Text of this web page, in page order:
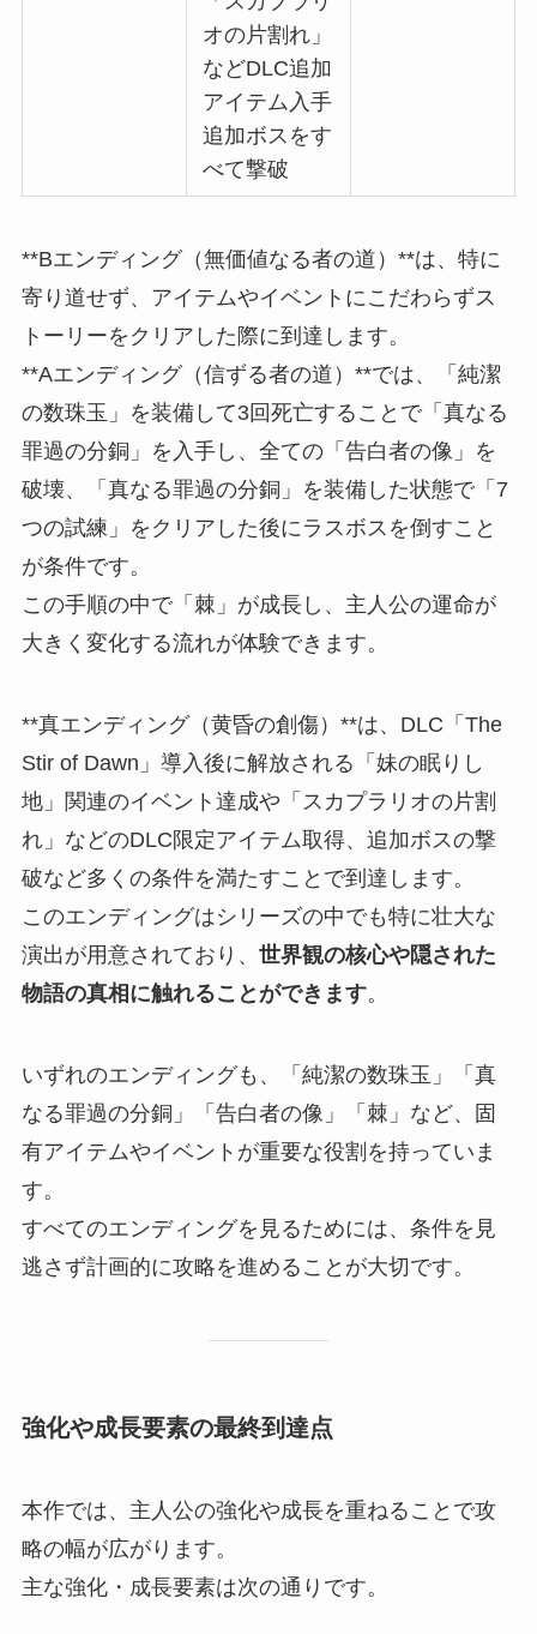
オの片割れ」
などDLC追加
アイテム入手
追加ボスをす
べて撃破
**Bエンディング（無価値なる者の道）**は、特に
寄り道せず、アイテムやイベントにこだわらずス
トーリーをクリアした際に到達します。
**Aエンディング（信ずる者の道）**では、「純潔
の数珠玉」を装備して3回死亡することで「真なる
罪過の分銅」を入手し、全ての「告白者の像」を
破壊、「真なる罪過の分銅」を装備した状態で「7
つの試練」をクリアした後にラスボスを倒すこと
が条件です。
この手順の中で「棘」が成長し、主人公の運命が
大きく変化する流れが体験できます。
**真エンディング（黄昏の創傷）**は、DLC「The
Stir of Dawn」導入後に解放される「妹の眠りし
地」関連のイベント達成や「スカプラリオの片割
れ」などのDLC限定アイテム取得、追加ボスの撃
破など多くの条件を満たすことで到達します。
このエンディングはシリーズの中でも特に壮大な
演出が用意されており、 世界観の核心や隠された
物語の真相に触れることができます。
いずれのエンディングも、「純潔の数珠玉」「真
なる罪過の分銅」「告白者の像」「棘」など、固
有アイテムやイベントが重要な役割を持っていま
す。
すべてのエンディングを見るためには、条件を見
逃さず計画的に攻略を進めることが大切です。
強化や成長要素の最終到達点
本作では、主人公の強化や成長を重ねることで攻
略の幅が広がります。
主な強化・成長要素は次の通りです。